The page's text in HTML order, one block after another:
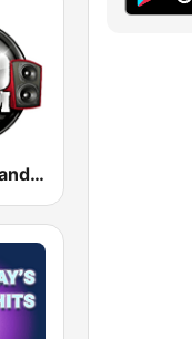
100 Hip Hop and RNB FM